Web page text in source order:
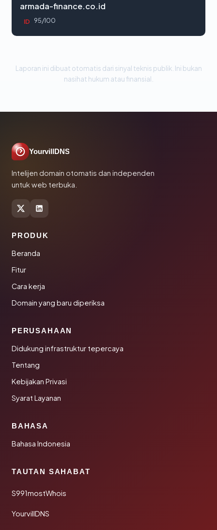
armada-finance.co.id
ID 95/100
Laporan ini dibuat otomatis dari sinyal teknis publik. Ini bukan
nasihat hukum atau finansial.
YourvillDNS
Intelijen domain otomatis dan independen
untuk web terbuka.
PRODUK
Beranda
Fitur
Cara kerja
Domain yang baru diperiksa
PERUSAHAAN
Didukung infrastruktur tepercaya
Tentang
Kebijakan Privasi
Syarat Layanan
BAHASA
Bahasa Indonesia
TAUTAN SAHABAT
S991mostWhois
YourvillDNS